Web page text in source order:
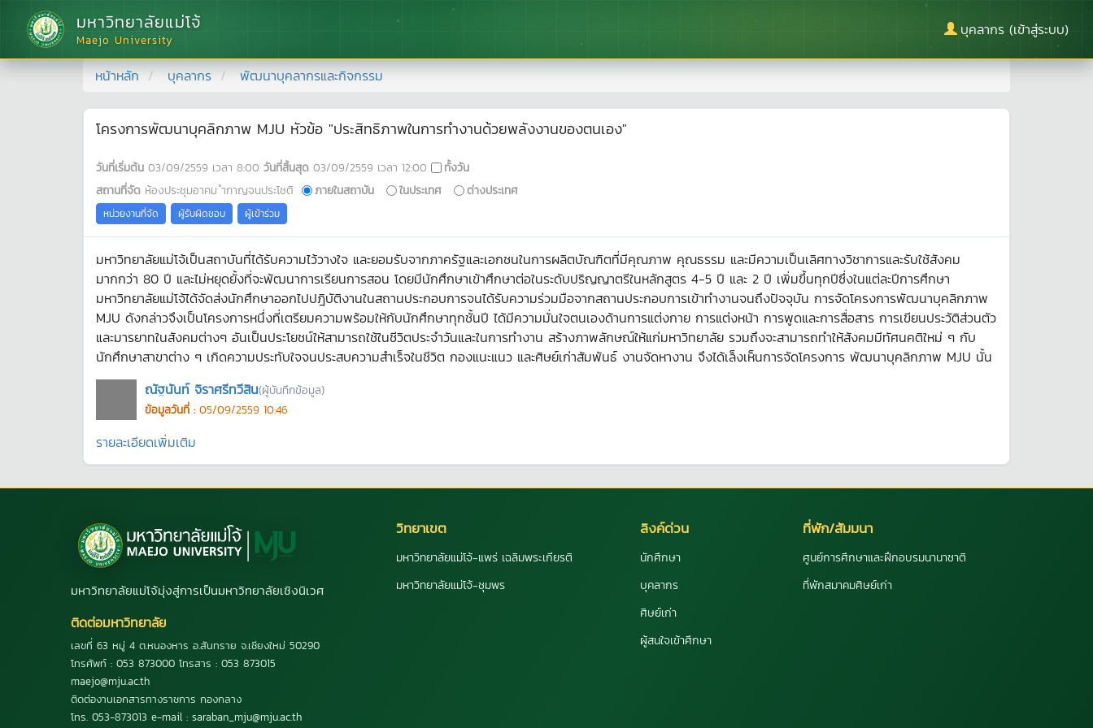
มหาวิทยาลัยแม่โจ้
Maejo University
บุคลากร (เข้าสู่ระบบ)
หน้าหลัก บุคลากร พัฒนาบุคลากรและกิจกรรม
โครงการพัฒนาบุคลิกภาพ MJU หัวข้อ "ประสิทธิภาพในการทำงานด้วยพลังงานของตนเอง"
วันที่เริ่มต้น 03/09/2559 เวลา 8:00 วันที่สิ้นสุด 03/09/2559 เวลา 12:00
ทั้งวัน
สถานที่จัด ห้องประชุมอาคม ำกาญจนประโชติ ภายในสถาบัน ในประเทศ ต่างประเทศ
หน่วยงานที่จัด ผู้รับผิดชอบ ผู้เข้าร่วม
มหาวิทยาลัยแม่โจ้เป็นสถาบันที่ได้รับความไว้วางใจ และยอมรับจากภาครัฐและเอกชนในการผลิตบัณฑิตที่มีคุณภาพ คุณธรรม และมีความเป็นเลิศทางวิชาการและรับใช้สังคม
มากกว่า 80 ปี และไม่หยุดยั้งที่จะพัฒนาการเรียนการสอน โดยมีนักศึกษาเข้าศึกษาต่อในระดับปริญญาตรีในหลักสูตร 4-5 ปี และ 2 ปี เพิ่มขึ้นทุกปีซึ่งในแต่ละปีการศึกษา
มหาวิทยาลัยแม่โจ้ได้จัดส่งนักศึกษาออกไปปฎิบัติงานในสถานประกอบการจนได้รับความร่วมมือจากสถานประกอบการเข้าทำงานจนถึงปัจจุบัน การจัดโครงการพัฒนาบุคลิกภาพ
MJU ดังกล่าวจึงเป็นโครงการหนึ่งที่เตรียมความพร้อมให้กับนักศึกษาทุกชั้นปี ได้มีความมั่นใจตนเองด้านการแต่งกาย การแต่งหน้า การพูดและการสื่อสาร การเขียนประวัติส่วนตัว
และมารยาทในสังคมต่างๆ อันเป็นประโยชน์ให้สามารถใช้ในชีวิตประจำวันและในการทำงาน สร้างภาพลักษณ์ให้แก่มหาวิทยาลัย รวมถึงจะสามารถทำให้สังคมมีทัศนคติใหม่ ๆ กับ
นักศึกษาสาขาต่าง ๆ เกิดความประทับใจจนประสบความสำเร็จในชีวิต กองแนะแนว และศิษย์เก่าสัมพันธ์ งานจัดหางาน จึงได้เล็งเห็นการจัดโครงการ พัฒนาบุคลิกภาพ MJU นั้น
ณัฐนันท์ จิราศรีทวีสิน(ผู้บันทึกข้อมูล)
ข้อมูลวันที่ : 05/09/2559 10:46
รายละเอียดเพิ่มเติม
มหาวิทยาลัยแม่โจ้มุ่งสู่การเป็นมหาวิทยาลัยเชิงนิเวศ
ติดต่อมหาวิทยาลัย
เลขที่ 63 หมู่ 4 ต.หนองหาร อ.สันทราย จ.เชียงใหม่ 50290
โทรศัพท์ : 053 873000 โทรสาร : 053 873015
maejo@mju.ac.th
ติดต่องานเอกสารทางราชการ กองกลาง
โทร. 053-873013 e-mail : saraban_mju@mju.ac.th
วิทยาเขต
มหาวิทยาลัยแม่โจ้-แพร่ เฉลิมพระเกียรติ
มหาวิทยาลัยแม่โจ้-ชุมพร
ลิงค์ด่วน
นักศึกษา
บุคลากร
ศิษย์เก่า
ผู้สนใจเข้าศึกษา
ที่พัก/สัมมนา
ศูนย์การศึกษาและฝึกอบรมนานาชาติ
ที่พักสมาคมศิษย์เก่า